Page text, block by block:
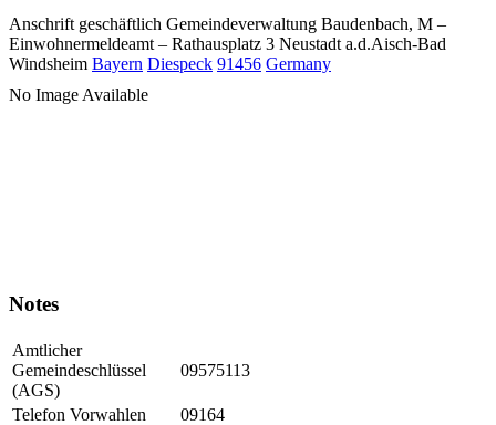
Anschrift geschäftlich Gemeindeverwaltung Baudenbach, M –
Einwohnermeldeamt – Rathausplatz 3 Neustadt a.d.Aisch-Bad
Windsheim Bayern Diespeck 91456 Germany
No Image Available
Notes
Amtlicher
Gemeindeschlüssel
(AGS)
09575113
Telefon Vorwahlen
09164